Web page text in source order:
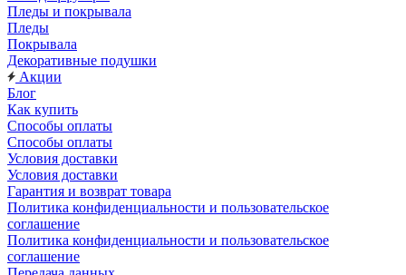
Пледы и покрывала
Пледы
Покрывала
Декоративные подушки
Акции
Блог
Как купить
Способы оплаты
Способы оплаты
Условия доставки
Условия доставки
Гарантия и возврат товара
Политика конфиденциальности и пользовательское
соглашение
Политика конфиденциальности и пользовательское
соглашение